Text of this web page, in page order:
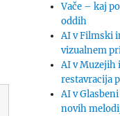
Vače – kaj
oddih
AI v Filmski
vizualnem
AI v Muzejih
restavracija
AI v
novih